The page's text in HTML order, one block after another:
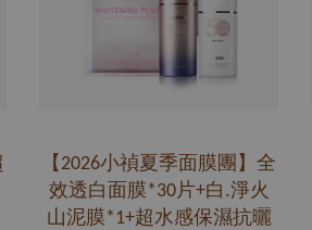
【2026小禎夏季面膜團】全
效透白面膜*30片+白.淨火
山泥膜*1+超水感保濕抗曬